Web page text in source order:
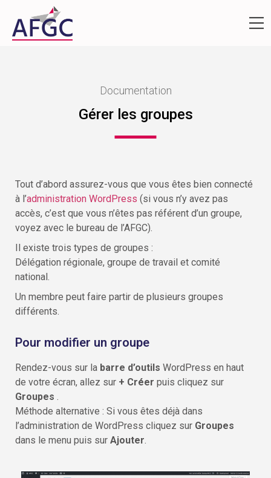
Documentation
Gérer les groupes
Tout d’abord assurez-vous que vous êtes bien connecté
à l’administration WordPress (si vous n’y avez pas
accès, c’est que vous n’êtes pas référent d’un groupe,
voyez avec le bureau de l’AFGC).
Il existe trois types de groupes :
Délégation régionale, groupe de travail et comité
national.
Un membre peut faire partir de plusieurs groupes
différents.
Pour modifier un groupe
Rendez-vous sur la barre d’outils WordPress en haut
de votre écran, allez sur + Créer puis cliquez sur
Groupes
Méthode alternative : Si vous êtes déjà dans
l’administration de WordPress cliquez sur Groupes
dans le menu puis sur Ajouter